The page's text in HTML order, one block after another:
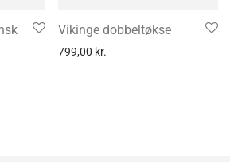
Vikinge dobbeltøkse
799,00 kr.